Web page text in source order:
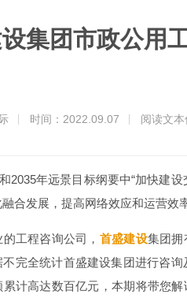
集团市政公用
时间：2022.09.07 阅读文本
2035年远景目标纲要中“加快建
合发展，提高网络效应和运营效率
工程咨询公司， 首盛建设集团拥
不完全统计首盛建设集团进行咨
累计高达数百亿元，本期将带您